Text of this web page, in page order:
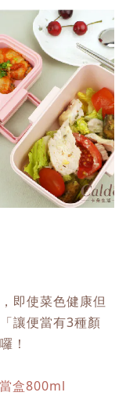
即使菜色健康但
讓便當有3種顏
！
盒800ml